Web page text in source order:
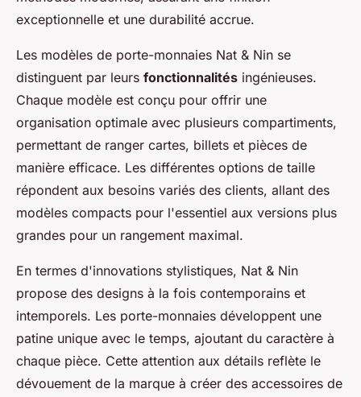
exceptionnelle et une durabilité accrue.
Les modèles de porte-monnaies Nat & Nin se
distinguent par leurs fonctionnalités ingénieuses.
Chaque modèle est conçu pour offrir une
organisation optimale avec plusieurs compartiments,
permettant de ranger cartes, billets et pièces de
manière efficace. Les différentes options de taille
répondent aux besoins variés des clients, allant des
modèles compacts pour l'essentiel aux versions plus
grandes pour un rangement maximal.
En termes d'innovations stylistiques, Nat & Nin
propose des designs à la fois contemporains et
intemporels. Les porte-monnaies développent une
patine unique avec le temps, ajoutant du caractère à
chaque pièce. Cette attention aux détails reflète le
dévouement de la marque à créer des accessoires de